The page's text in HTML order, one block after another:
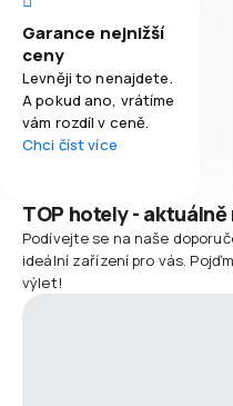
Garance nejnižší
ceny
Levněji to nenajdete.
A pokud ano, vrátíme
vám rozdíl v ceně.
Chci číst více
TOP hotely -
Podívejte se na naše
ideální zařízení pro vás.
výlet!